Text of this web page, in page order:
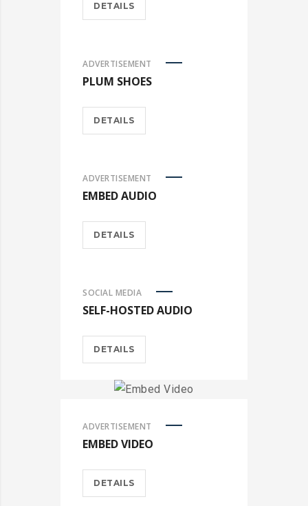
DETAILS
ADVERTISEMENT
PLUM SHOES
DETAILS
ADVERTISEMENT
EMBED AUDIO
DETAILS
SOCIAL MEDIA
SELF-HOSTED AUDIO
DETAILS
ADVERTISEMENT
EMBED VIDEO
DETAILS